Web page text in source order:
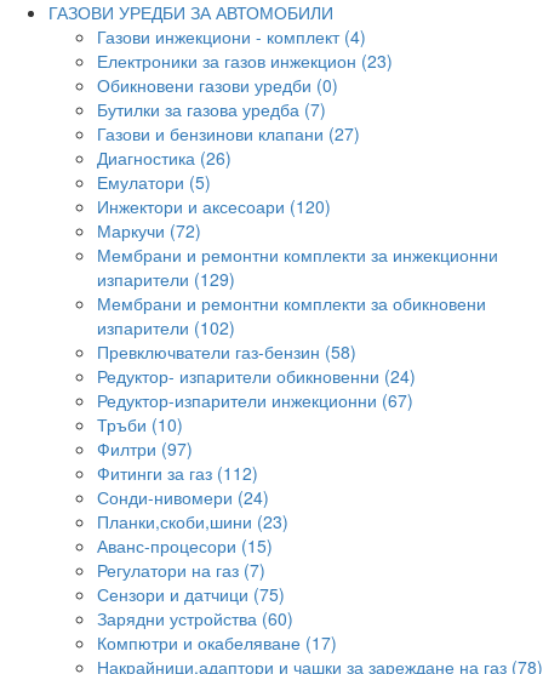
ГАЗОВИ УРЕДБИ ЗА АВТОМОБИЛИ
Газови инжекциони - комплект (4)
Електроники за газов инжекцион (23)
Обикновени газови уредби (0)
Бутилки за газова уредба (7)
Газови и бензинови клапани (27)
Диагностика (26)
Емулатори (5)
Инжектори и аксесоари (120)
Маркучи (72)
Мембрани и ремонтни комплекти за инжекционни
изпарители (129)
Мембрани и ремонтни комплекти за обикновени
изпарители (102)
Превключватели газ-бензин (58)
Редуктор- изпарители обикновенни (24)
Редуктор-изпарители инжекционни (67)
Тръби (10)
Филтри (97)
Фитинги за газ (112)
Сонди-нивомери (24)
Планки,скоби,шини (23)
Аванс-процесори (15)
Регулатори на газ (7)
Сензори и датчици (75)
Зарядни устройства (60)
Компютри и окабеляване (17)
Накрайници,адаптори и чашки за зареждане на газ (78)